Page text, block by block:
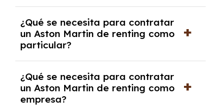
económica.
pero puede haber penalizaciones por
cancelación anticipada. Es importante revisar
las condiciones del contrato y hablar con un
experto que te asesore.
¿Qué se necesita para contratar
un Aston Martin de renting como
particular?
y, en algunos casos, una consulta de solvencia
crediticia y un pago inicial.
¿Qué se necesita para contratar
un Aston Martin de renting como
empresa?